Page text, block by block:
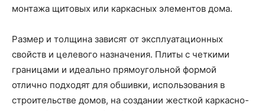
монтажа щитовых или каркасных элементов дома.
Размер и толщина зависят от эксплуатационных
свойств и целевого назначения. Плиты с четкими
границами и идеально прямоугольной формой
отлично подходят для обшивки, использования в
строительстве домов, на создании жесткой каркасно-